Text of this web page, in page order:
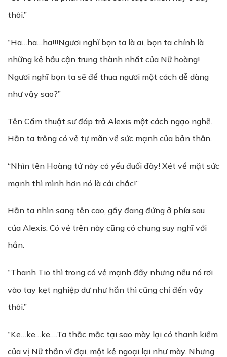
thôi.”
“Ha…ha…ha!!!Ngươi nghĩ bọn ta là ai, bọn ta chính là
những kẻ hầu cận trung thành nhất của Nữ hoàng!
Ngươi nghĩ bọn ta sẽ để thua ngươi một cách dễ dàng
như vậy sao?”
Tên Cấm thuật sư đáp trả Alexis một cách ngạo nghễ.
Hắn ta trông có vẻ tự mãn về sức mạnh của bản thân.
“Nhìn tên Hoàng tử này có yếu đuối đây! Xét về mặt sức
mạnh thì mình hơn nó là cái chắc!”
Hắn ta nhìn sang tên cao, gầy đang đứng ở phía sau
của Alexis. Có vẻ trên này cũng có chung suy nghĩ với
hắn.
“Thanh Tio thì trong có vẻ mạnh đấy nhưng nếu nó rơi
vào tay kẹt nghiệp dư như hắn thì cũng chỉ đến vậy
thôi.”
“Ke…ke…ke….Ta thắc mắc tại sao mày lại có thanh kiếm
của vị Nữ thần vĩ đại, một kẻ ngoại lại như mày. Nhưng